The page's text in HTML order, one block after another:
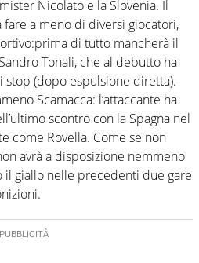
Nicolato e la Slovenia. Il
fare a meno di diversi giocatori,
di tutto mancherà il
Tonali, che al debutto ha
(dopo espulsione diretta).
Scamacca: l’attaccante ha
scontro con la Spagna nel
come Rovella. Come se non
avrà a disposizione nemmeno
il giallo nelle precedenti due gare